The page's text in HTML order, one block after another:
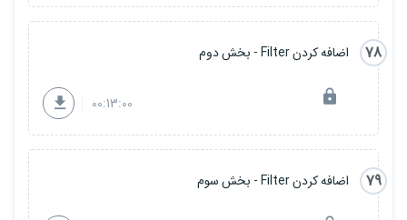
78 اضافه کردن Filter - بخش دوم
00:13:00
79 اضافه کردن Filter - بخش سوم